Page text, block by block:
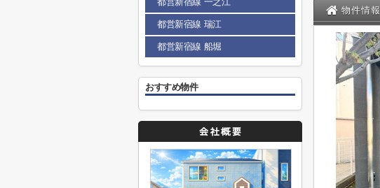
物件情報
都営新宿線 瑞江
都営新宿線 船堀
おすすめ物件